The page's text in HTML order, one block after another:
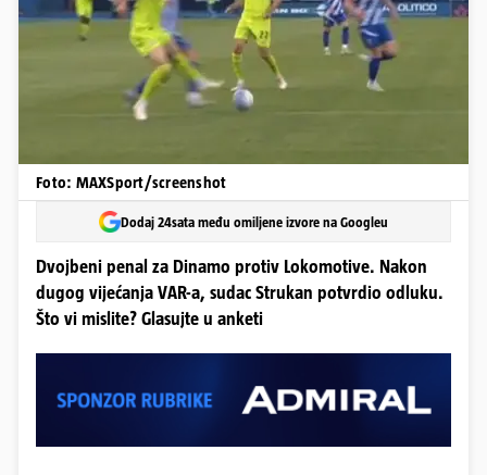
Foto: MAXSport/screenshot
Dodaj 24sata među omiljene izvore na Googleu
Dvojbeni penal za Dinamo protiv Lokomotive. Nakon
dugog vijećanja VAR-a, sudac Strukan potvrdio odluku.
Što vi mislite? Glasujte u anketi